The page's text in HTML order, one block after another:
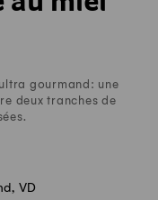
gourmand: une
deux tranches de
VD